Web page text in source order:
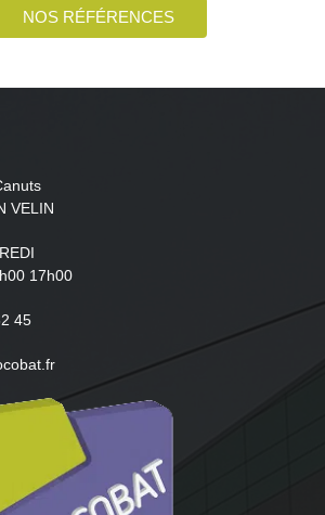
NOS RÉFÉRENCES
VELIN
17h00
45